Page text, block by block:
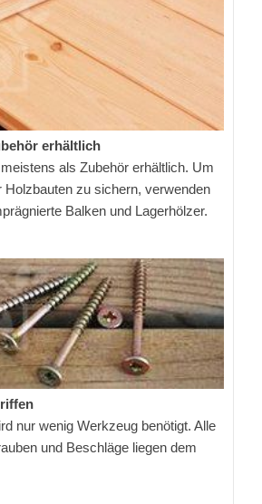
erhältlich
als Zubehör erhältlich. Um
Holzbauten zu sichern, verwenden
Balken und Lagerhölzer.
nur wenig Werkzeug benötigt. Alle
und Beschläge liegen dem